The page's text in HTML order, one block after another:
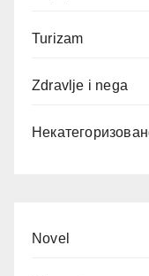
Turizam
Zdravlje i nega
Novel